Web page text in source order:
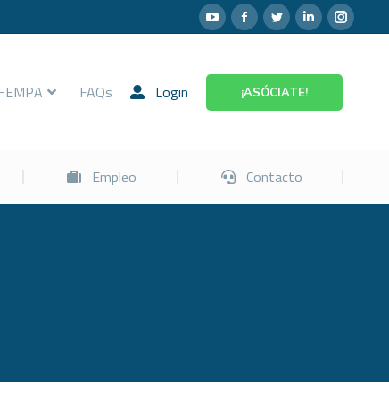
FAQs Login ¡ASÓCIATE!
Empleo Contacto
Empleo Contacto